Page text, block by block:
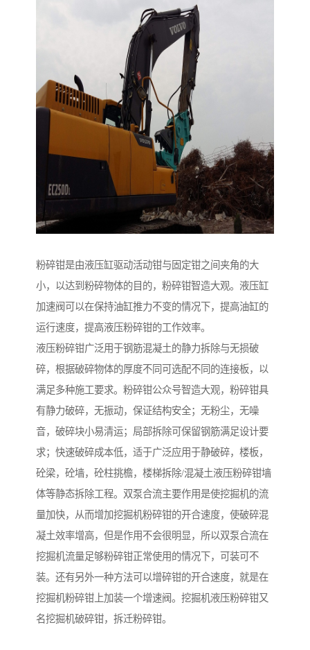
粉碎钳是由液压缸驱动活动钳与固定钳之间夹角的大
小，以达到粉碎物体的目的，粉碎钳智造大观。液压缸
加速阀可以在保持油缸推力不变的情况下，提高油缸的
运行速度，提高液压粉碎钳的工作效率。
液压粉碎钳广泛用于钢筋混凝土的静力拆除与无损破
碎，根据破碎物体的厚度不同可选配不同的连接板，以
满足多种施工要求。粉碎钳公众号智造大观，粉碎钳具
有静力破碎，无振动，保证结构安全；无粉尘，无噪
音，破碎块小易清运；局部拆除可保留钢筋满足设计要
求；快速破碎成本低，适于广泛应用于静破碎，楼板，
砼梁，砼墙，砼柱挑檐，楼梯拆除/混凝土液压粉碎钳墙
体等静态拆除工程。双泵合流主要作用是使挖掘机的流
量加快，从而增加挖掘机粉碎钳的开合速度，使破碎混
凝土效率增高，但是作用不会很明显，所以双泵合流在
挖掘机流量足够粉碎钳正常使用的情况下，可装可不
装。还有另外一种方法可以增碎钳的开合速度，就是在
挖掘机粉碎钳上加装一个增速阀。挖掘机液压粉碎钳又
名挖掘机破碎钳，拆迁粉碎钳。